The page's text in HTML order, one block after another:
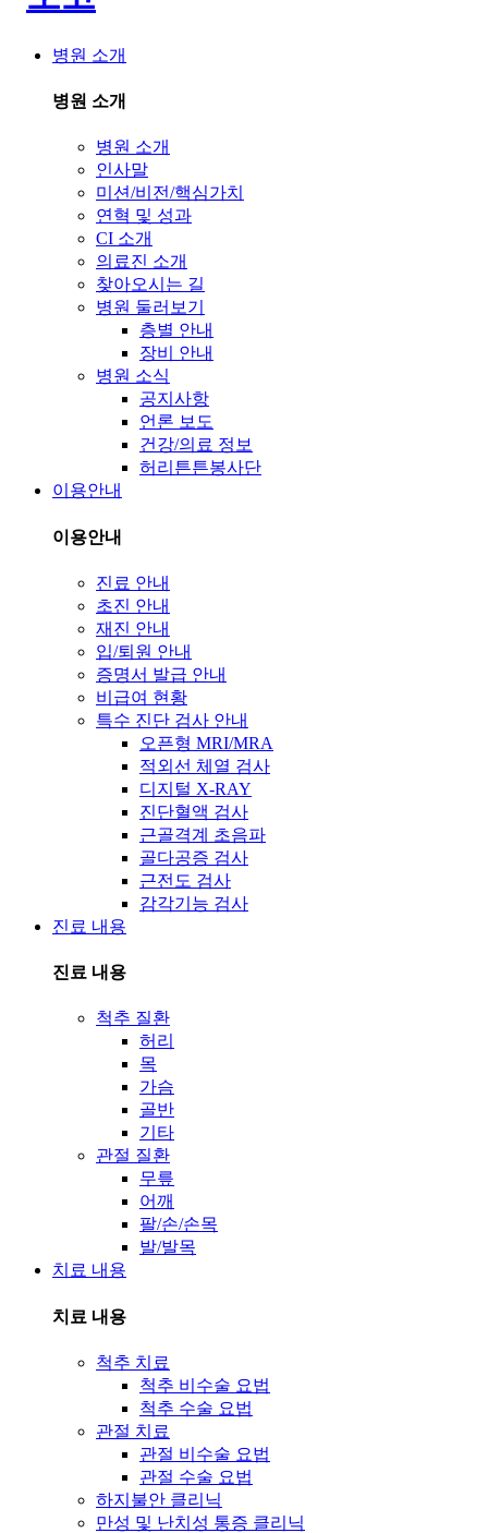
병원 소개
병원 소개
병원 소개
인사말
미션/비전/핵심가치
연혁 및 성과
CI 소개
의료진 소개
찾아오시는 길
병원 둘러보기
층별 안내
장비 안내
병원 소식
공지사항
언론 보도
건강/의료 정보
허리튼튼봉사단
이용안내
이용안내
진료 안내
초진 안내
재진 안내
입/퇴원 안내
증명서 발급 안내
비급여 현황
특수 진단 검사 안내
오픈형 MRI/MRA
적외선 체열 검사
디지털 X-RAY
진단혈액 검사
근골격계 초음파
골다공증 검사
근전도 검사
감각기능 검사
진료 내용
진료 내용
척추 질환
허리
목
가슴
골반
기타
관절 질환
무릎
어깨
팔/손/손목
발/발목
치료 내용
치료 내용
척추 치료
척추 비수술 요법
척추 수술 요법
관절 치료
관절 비수술 요법
관절 수술 요법
하지불안 클리닉
만성 및 난치성 통증 클리닉